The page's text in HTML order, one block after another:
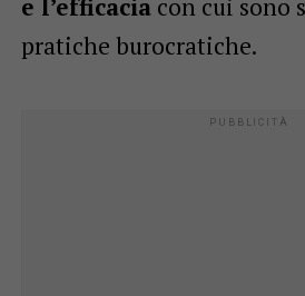
e l’efficaciacon cui sono
pratiche burocratiche.